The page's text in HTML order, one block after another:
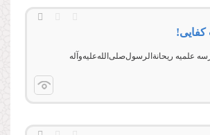
علمیه ریحانةالرسول‌صلی‌الله‌علیه‌وآله